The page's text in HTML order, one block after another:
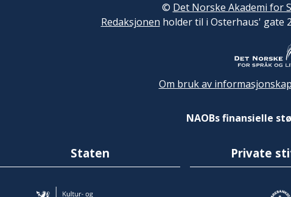
© Det Norske Akademi for
Redaksjonen holder til i Osterhaus' gate
Om bruk av
NAOBs finansielle
Staten Private